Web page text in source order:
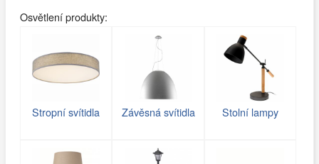
Osvětlení produkty:
Stropní svítidla Závěsná svítidla Stolní lampy